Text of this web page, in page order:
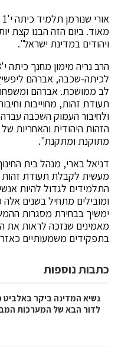
מאוד. ביום הזה הבנו קצת
ויהודים במדינת ישראל".
לכיתה-שכבה, אברהם
לב ממושכת. אברהם
תעודת זהות, מחוייבות
ולחיבור העמוק השכבה
הזהות היהודית והאחריות
מתוקנת ומתקנת".
דניאל בארי, מנהל בית
מעשית לקבלת תעודת זהות
התלמידים לגדול להיות
ומובילים מתחיל בשנים
ימשיך בבחירת מסגרות
מאמינים שנזכה לראות את
בתפקידים משמעותיים
כתבות נוספות
נשיא המדינה ביקר באלביט
לדור הבא של המערכות